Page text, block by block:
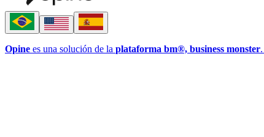
Opine es una solución de la plataforma bm®, business monster